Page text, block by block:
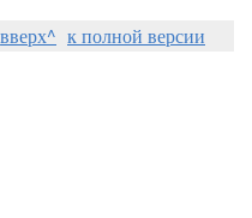
вверх^ к полной версии